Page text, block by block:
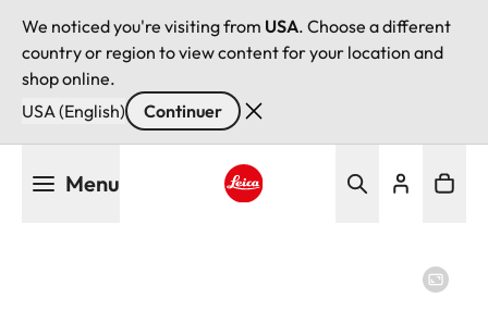
We noticed you're visiting from USA. Choose a different
country or region to view content for your location and
shop online.
USA (English)
Continuer
Menu